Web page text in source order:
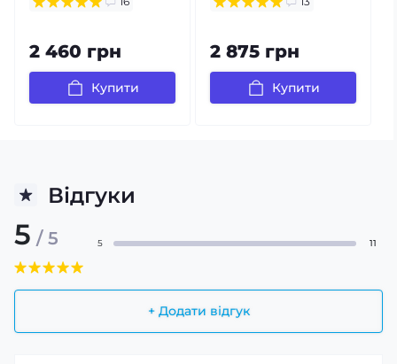
2 460 грн
Купити
2 875 грн
Купити
Відгуки
5 / 5
+ Додати відгук
5 11